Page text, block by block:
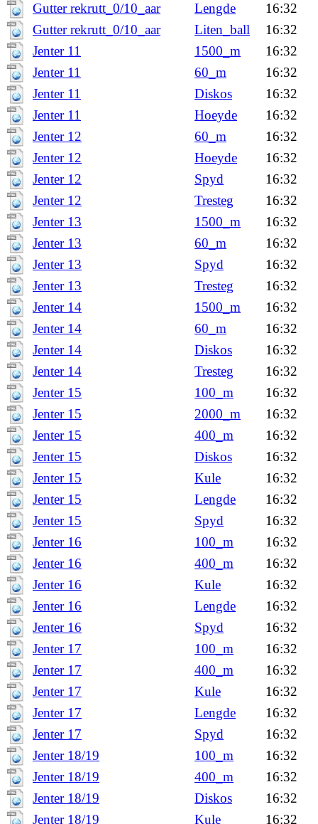
Gutter rekrutt_0/10_aar
Lengde
16:32
Gutter rekrutt_0/10_aar
Liten_ball
16:32
Jenter 11
1500_m
16:32
Jenter 11
60_m
16:32
Jenter 11
Diskos
16:32
Jenter 11
Hoeyde
16:32
Jenter 12
60_m
16:32
Jenter 12
Hoeyde
16:32
Jenter 12
Spyd
16:32
Jenter 12
Tresteg
16:32
Jenter 13
1500_m
16:32
Jenter 13
60_m
16:32
Jenter 13
Spyd
16:32
Jenter 13
Tresteg
16:32
Jenter 14
1500_m
16:32
Jenter 14
60_m
16:32
Jenter 14
Diskos
16:32
Jenter 14
Tresteg
16:32
Jenter 15
100_m
16:32
Jenter 15
2000_m
16:32
Jenter 15
400_m
16:32
Jenter 15
Diskos
16:32
Jenter 15
Kule
16:32
Jenter 15
Lengde
16:32
Jenter 15
Spyd
16:32
Jenter 16
100_m
16:32
Jenter 16
400_m
16:32
Jenter 16
Kule
16:32
Jenter 16
Lengde
16:32
Jenter 16
Spyd
16:32
Jenter 17
100_m
16:32
Jenter 17
400_m
16:32
Jenter 17
Kule
16:32
Jenter 17
Lengde
16:32
Jenter 17
Spyd
16:32
Jenter 18/19
100_m
16:32
Jenter 18/19
400_m
16:32
Jenter 18/19
Diskos
16:32
Jenter 18/19
Kule 16:32